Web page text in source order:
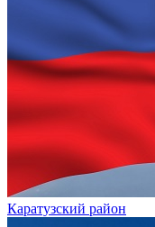
Каратузский район